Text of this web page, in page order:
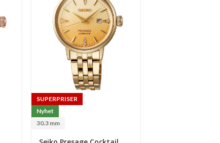
SUPERPRISER
Nyhet
30.3 mm